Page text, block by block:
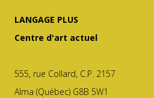
LANGAGE PLUS
Centre d'art actuel
555, rue Collard, C.P. 2157
Alma (Québec) G8B 5W1